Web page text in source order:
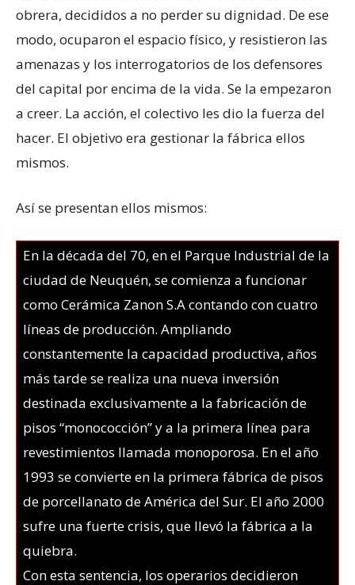
obrera, decididos a no perder su dignidad. De ese
modo, ocuparon el espacio físico, y resistieron las
amenazas y los interrogatorios de los defensores
del capital por encima de la vida. Se la empezaron
a creer. La acción, el colectivo les dio la fuerza del
hacer. El objetivo era gestionar la fábrica ellos
mismos.
Así se presentan ellos mismos:
En la década del 70, en el Parque Industrial de la
ciudad de Neuquén, se comienza a funcionar
como Cerámica Zanon S.A contando con cuatro
líneas de producción. Ampliando
constantemente la capacidad productiva, años
más tarde se realiza una nueva inversión
destinada exclusivamente a la fabricación de
pisos “monococción” y a la primera línea para
revestimientos llamada monoporosa. En el año
1993 se convierte en la primera fábrica de pisos
de porcellanato de América del Sur. El año 2000
sufre una fuerte crisis, que llevó la fábrica a la
quiebra.
Con esta sentencia, los operarios decidieron